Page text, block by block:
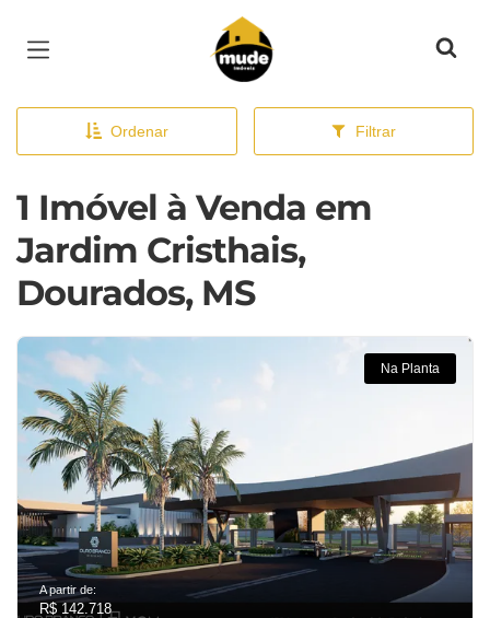
Página inicial
Ordenar Filtrar
1 Imóvel à Venda em
Jardim Cristhais,
Dourados, MS
Na Planta
A partir de:
R$ 142.718